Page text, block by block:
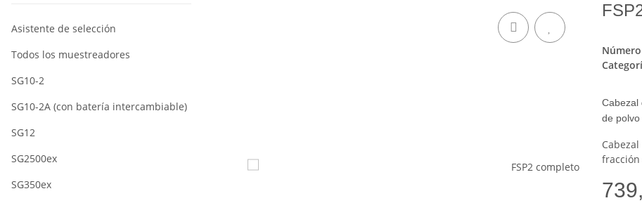
Cabezal
de polvo
fracción
Asistente de selección
Todos los muestreadores
SG10-2
SG10-2A (con batería intercambiable)
SG12
SG2500ex
SG350ex